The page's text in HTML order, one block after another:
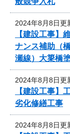
2024年8月8日更
【建設工事
ナンス補助（
瀬線）大簗橋
2024年8月8日更
【建設工事】
劣化修繕工事
2024年8月8日更